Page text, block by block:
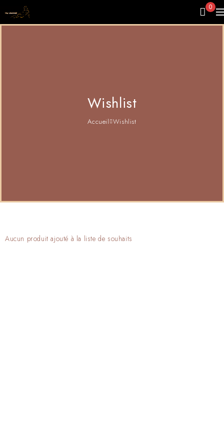
0
Wishlist
Accueil Wishlist
Aucun produit ajouté à la liste de souhaits